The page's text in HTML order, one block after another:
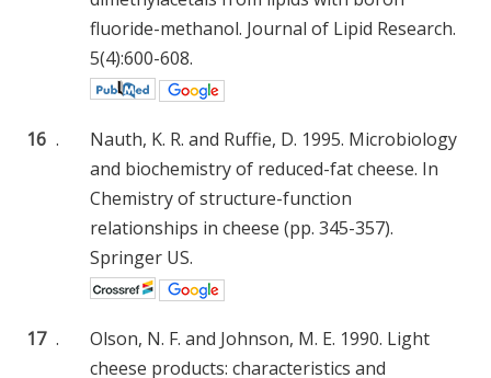
fluoride-methanol. Journal of Lipid Research.
5(4):600-608.
16 .
Nauth, K. R. and Ruffie, D. 1995. Microbiology
and biochemistry of reduced-fat cheese. In
Chemistry of structure-function
relationships in cheese (pp. 345-357).
Springer US.
17 .
Olson, N. F. and Johnson, M. E. 1990. Light
cheese products: characteristics and